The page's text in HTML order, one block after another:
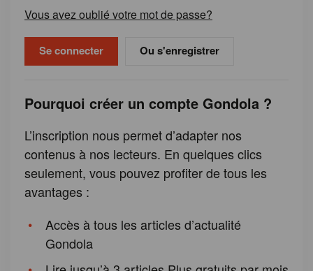
Vous avez oublié votre mot de passe?
Ou s'enregistrer
Pourquoi créer un compte Gondola ?
L’inscription nous permet d’adapter nos
contenus à nos lecteurs. En quelques clics
seulement, vous pouvez profiter de tous les
avantages :
Accès à tous les articles d’actualité
Gondola